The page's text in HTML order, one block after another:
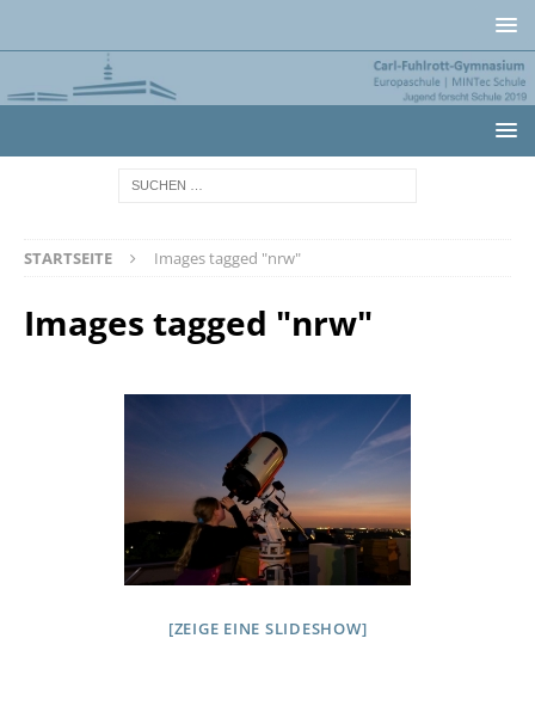
STARTSEITE Images tagged "nrw"
Images tagged "nrw"
[ZEIGE EINE SLIDESHOW]